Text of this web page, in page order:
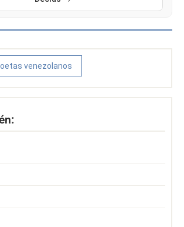
venezolanos